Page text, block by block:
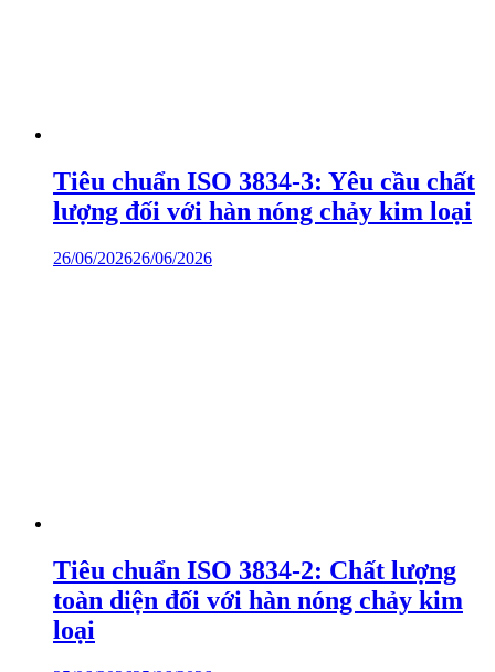
Tiêu chuẩn ISO 3834-3: Yêu cầu chất
lượng đối với hàn nóng chảy kim loại
26/06/202626/06/2026
Tiêu chuẩn ISO 3834-2: Chất lượng
toàn diện đối với hàn nóng chảy kim
loại